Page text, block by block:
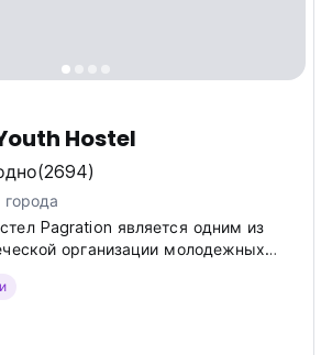
Hostel
(2694)
Pagration является одним из
организации молодежных
круглый год уже более 35 лет.